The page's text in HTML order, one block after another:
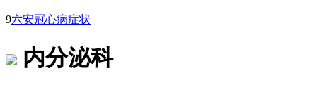
9六安冠心病症状
内分泌科